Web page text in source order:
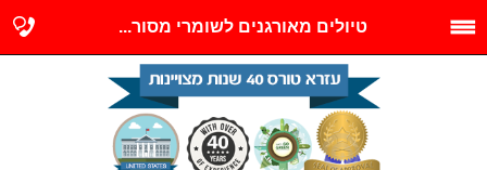
טיולים מאורגנים לשומרי מסור...